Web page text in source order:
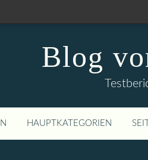
Blog
HAUPTKATEGORIEN